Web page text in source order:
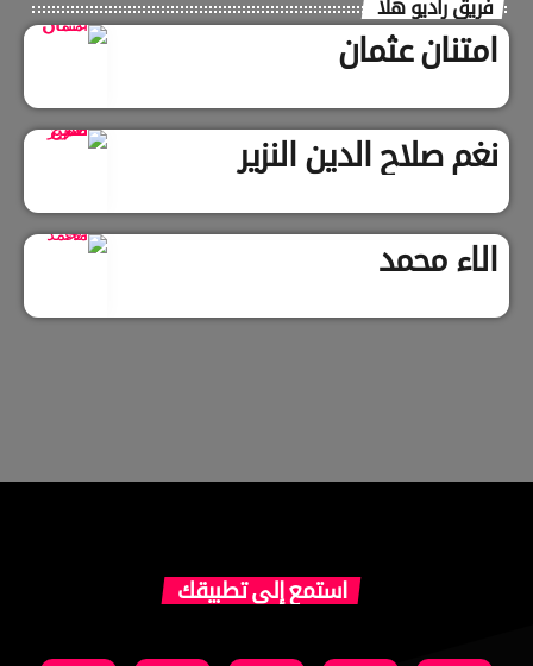
فريق راديو هلا
امتنان عثمان
نغم صلاح الدين النزير
الاء محمد
استمع إلى تطبيقك